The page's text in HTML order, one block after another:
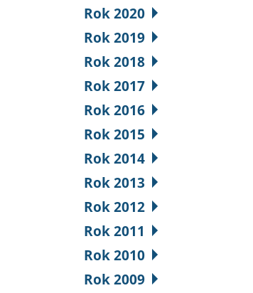
Rok 2020
Rok 2019
Rok 2018
Rok 2017
Rok 2016
Rok 2015
Rok 2014
Rok 2013
Rok 2012
Rok 2011
Rok 2010
Rok 2009